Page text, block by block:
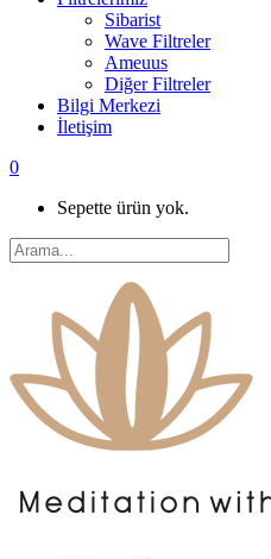
Sibarist
Wave Filtreler
Ameuus
Diğer Filtreler
Bilgi Merkezi
İletişim
0
Sepette ürün yok.